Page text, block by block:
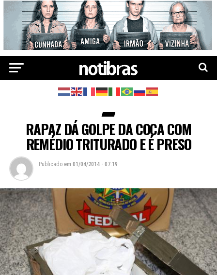
RAPAZ DÁ GOLPE DA COCA COM
REMÉDIO TRITURADO E É PRESO
Publicado em 01/04/2014 - 07:19